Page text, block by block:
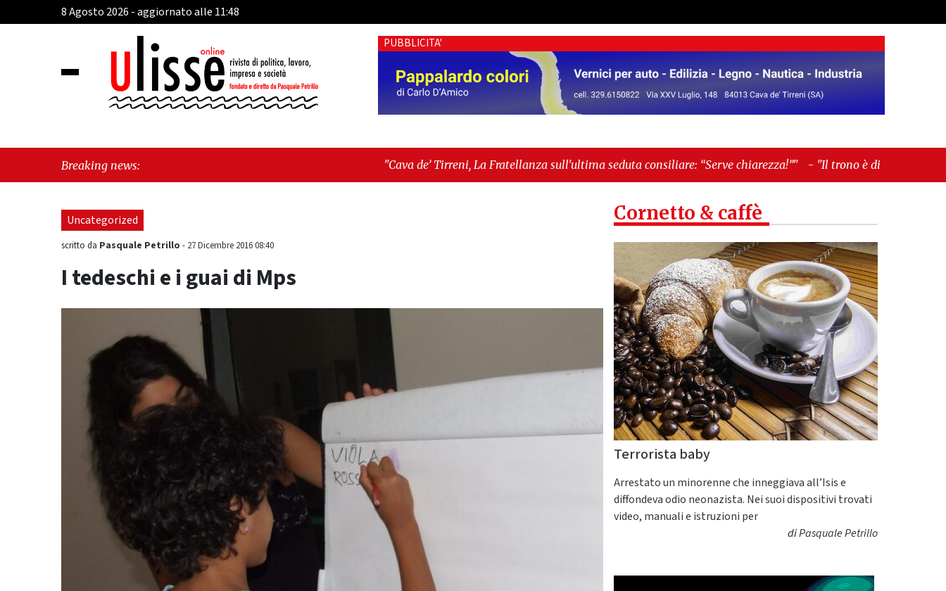
8 Agosto 2026 - aggiornato alle 11:48
PUBBLICITA'
Breaking news: "Cava de’ Tirreni, La Fratellanza sull'ultima seduta consiliare: “Serve chiarezza!”" -"Il trono è di erba: come Bryant
Park ha sconfitto l’impero di cemento"
Uncategorized
scritto da Pasquale Petrillo - 27 Dicembre 2016 08:40
I tedeschi e i guai di Mps
Cornetto & caffè
Terrorista baby
Arrestato un minorenne che inneggiava all’Isis e
diffondeva odio neonazista. Nei suoi dispositivi trovati
video, manuali e istruzioni per
diPasquale Petrillo